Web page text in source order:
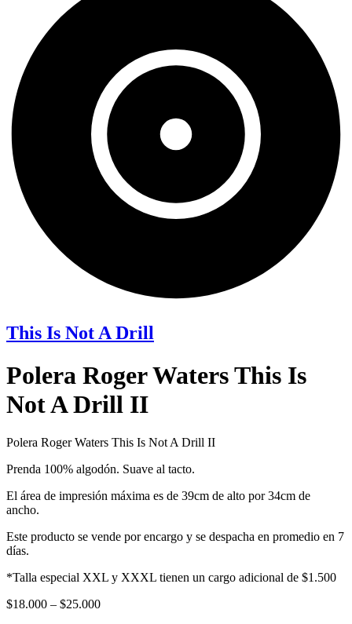
This Is Not A Drill
Polera Roger Waters This Is
Not A Drill II
Polera Roger Waters This Is Not A Drill II
Prenda 100% algodón. Suave al tacto.
El área de impresión máxima es de 39cm de alto por 34cm de
ancho.
Este producto se vende por encargo y se despacha en promedio en 7
días.
*Talla especial XXL y XXXL tienen un cargo adicional de $1.500
$18.000 – $25.000Price